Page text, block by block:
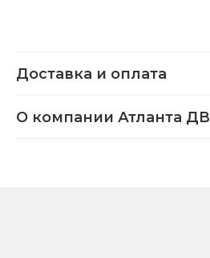
Доставка и оплата
О компании Атланта ДВ